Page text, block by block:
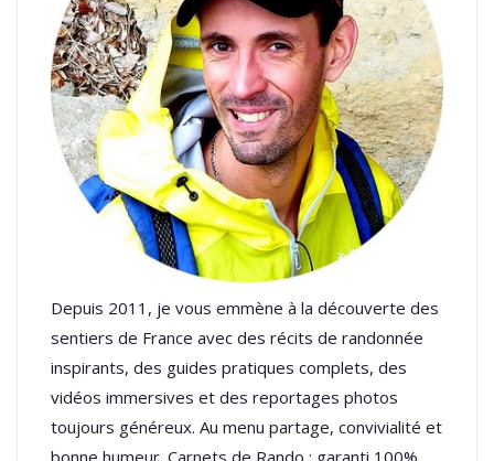
Depuis 2011, je vous emmène à la découverte des
sentiers de France avec des récits de randonnée
inspirants, des guides pratiques complets, des
vidéos immersives et des reportages photos
toujours généreux. Au menu partage, convivialité et